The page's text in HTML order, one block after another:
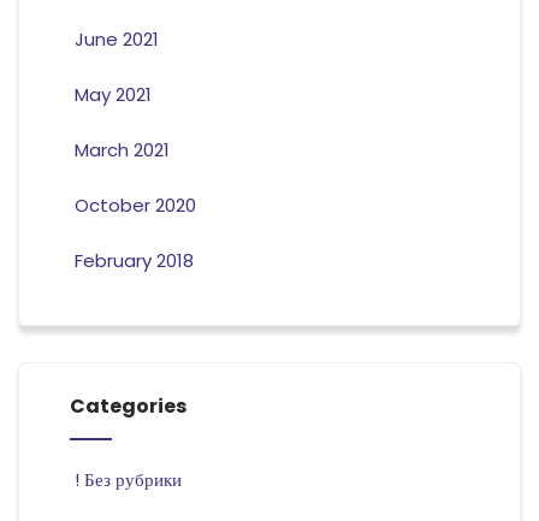
June 2021
May 2021
March 2021
October 2020
February 2018
Categories
! Без рубрики